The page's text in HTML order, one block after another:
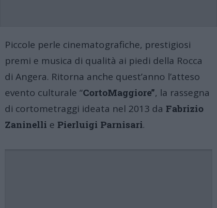
Piccole perle cinematografiche, prestigiosi
premi e musica di qualità ai piedi della Rocca
di Angera. Ritorna anche quest’anno l’atteso
evento culturale “CortoMaggiore”, la rassegna
di cortometraggi ideata nel 2013 da Fabrizio
Zaninelli e Pierluigi Parnisari.